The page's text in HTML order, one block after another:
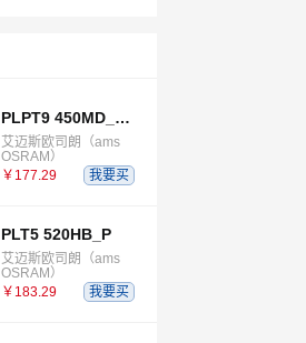
PLPT9 450MD_E E9633 B03B06
艾迈斯欧司朗（ams
OSRAM）
￥177.29
我要买
PLT5 520HB_P
艾迈斯欧司朗（ams
OSRAM）
￥183.29
我要买